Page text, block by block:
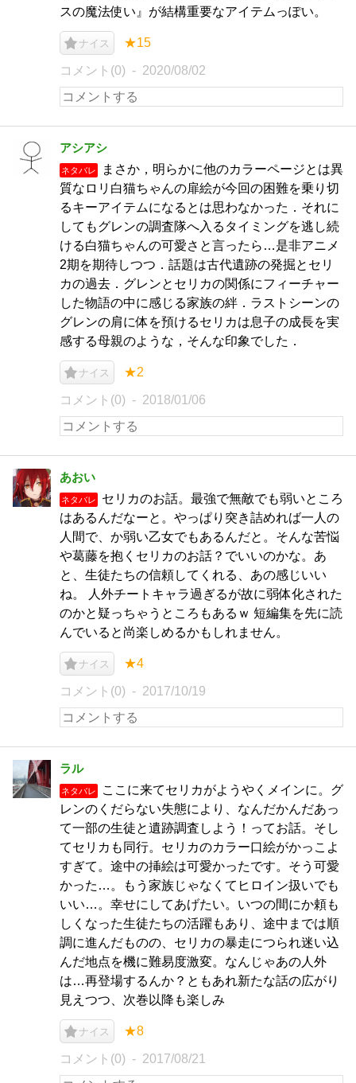
スの魔法使い』が結構重要なアイテムっぽい。
ナイス ★15
コメント(0) 2020/08/02
アシアシ
ネタバレ
まさか，明らかに他のカラーページとは異
質なロリ白猫ちゃんの扉絵が今回の困難を乗り切
るキーアイテムになるとは思わなかった．それに
してもグレンの調査隊へ入るタイミングを逃し続
ける白猫ちゃんの可愛さと言ったら…是非アニメ
2期を期待しつつ．話題は古代遺跡の発掘とセリ
カの過去．グレンとセリカの関係にフィーチャー
した物語の中に感じる家族の絆．ラストシーンの
グレンの肩に体を預けるセリカは息子の成長を実
感する母親のような，そんな印象でした．
ナイス ★2
コメント(0) 2018/01/06
あおい
ネタバレ
セリカのお話。最強で無敵でも弱いところ
はあるんだなーと。やっぱり突き詰めれば一人の
人間で、か弱い乙女でもあるんだと。そんな苦悩
や葛藤を抱くセリカのお話？でいいのかな。あ
と、生徒たちの信頼してくれる、あの感じいい
ね。 人外チートキャラ過ぎるが故に弱体化された
のかと疑っちゃうところもあるｗ 短編集を先に読
んでいると尚楽しめるかもしれません。
ナイス ★4
コメント(0) 2017/10/19
ラル
ネタバレ
ここに来てセリカがようやくメインに。グ
レンのくだらない失態により、なんだかんだあっ
て一部の生徒と遺跡調査しよう！ってお話。そし
てセリカも同行。セリカのカラー口絵がかっこよ
すぎて。途中の挿絵は可愛かったです。そう可愛
かった…。もう家族じゃなくてヒロイン扱いでも
いい…。幸せにしてあげたい。いつの間にか頼も
しくなった生徒たちの活躍もあり、途中までは順
調に進んだものの、セリカの暴走につられ迷い込
んだ地点を機に難易度激変。なんじゃあの人外
は…再登場するんか？ともあれ新たな話の広がり
見えつつ、次巻以降も楽しみ
ナイス ★8
コメント(0) 2017/08/21